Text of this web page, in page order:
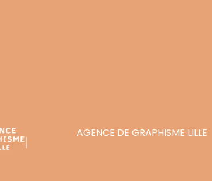
AGENCE DE GRAPHISME LILLE